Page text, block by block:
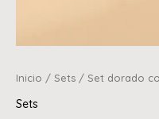
Inicio / Sets / Set dorado
Sets